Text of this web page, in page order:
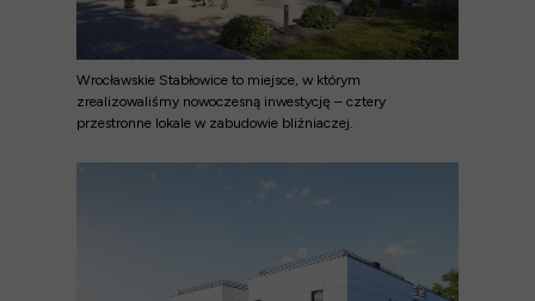
Wrocławskie Stabłowice to miejsce, w którym
zrealizowaliśmy nowoczesną inwestycję – cztery
przestronne lokale w zabudowie bliźniaczej.